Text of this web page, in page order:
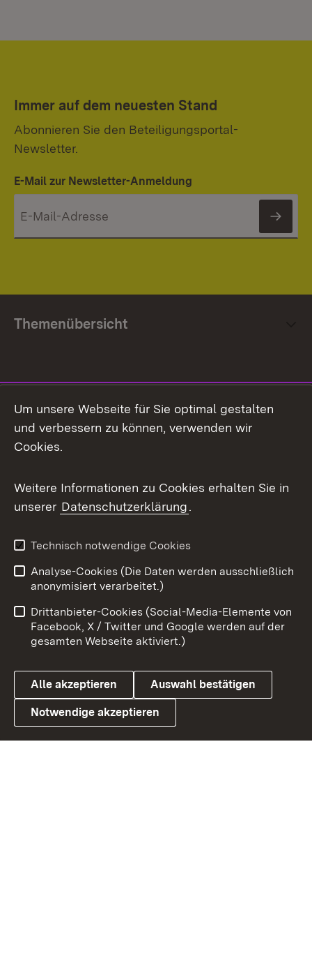
Immer auf dem neuesten Stand
Abonnieren Sie den Beteiligungsportal-
Newsletter.
E-Mail zur Newsletter-Anmeldung
Themenübersicht
Facebook
X / Twitter
Youtube
Link zum Landesportal
Impressum
Kontakt
Barrierefreiheit
Datenschutz
Cookies
Um unsere Webseite für Sie optimal gestalten
und verbessern zu können, verwenden wir
Cookies.
Weitere Informationen zu Cookies erhalten Sie in
unserer Datenschutzerklärung.
Technisch notwendige Cookies
Analyse-Cookies (Die Daten werden ausschließlich
anonymisiert verarbeitet.)
Drittanbieter-Cookies (Social-Media-Elemente von
Facebook, X / Twitter und Google werden auf der
gesamten Webseite aktiviert.)
Alle akzeptieren Auswahl bestätigen
Notwendige akzeptieren